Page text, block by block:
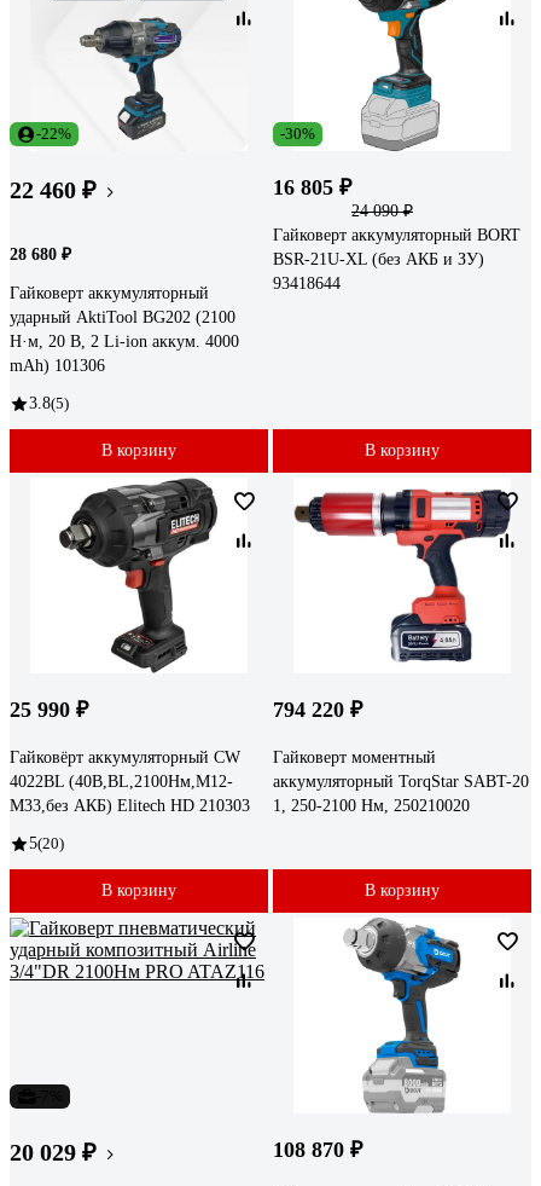
-22%
22 460 ₽
28 680 ₽
Гайковерт аккумуляторный
ударный AktiTool BG202 (2100
Н·м, 20 В, 2 Li-ion аккум. 4000
mAh) 101306
3.8(5)
В корзину
-30%
16 805 ₽
24 090 ₽
Гайковерт аккумуляторный BORT
BSR-21U-XL (без АКБ и ЗУ)
93418644
В корзину
25 990 ₽
Гайковёрт аккумуляторный CW
4022BL (40В,BL,2100Нм,М12-
М33,без АКБ) Elitech HD 210303
5(20)
В корзину
794 220 ₽
Гайковерт моментный
аккумуляторный TorqStar SABT-20
1, 250-2100 Нм, 250210020
В корзину
20 029 ₽ 108 870 ₽